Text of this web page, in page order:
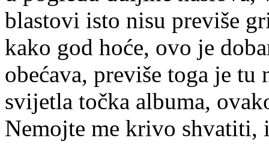
blastovi isto nisu previše
kako god hoće, ovo je
obećava, previše toga je tu
svijetla točka albuma,
Nemojte me krivo shvatiti,